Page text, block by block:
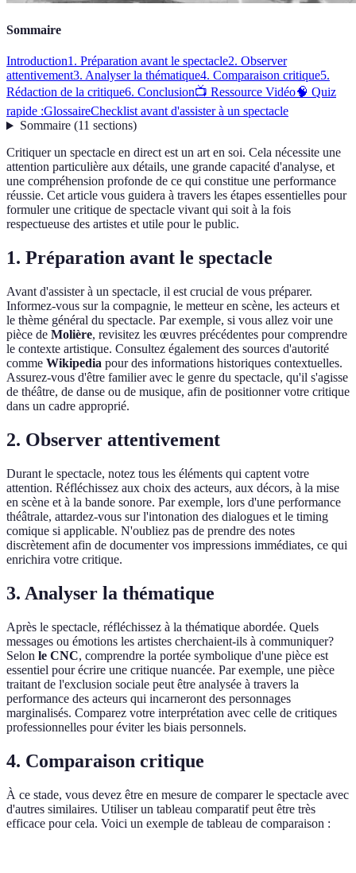
Sommaire
Introduction1. Préparation avant le spectacle2. Observer
attentivement3. Analyser la thématique4. Comparaison critique5.
Rédaction de la critique6. Conclusion📺 Ressource Vidéo🧠 Quiz
rapide :GlossaireChecklist avant d'assister à un spectacle
Sommaire(11 sections)
Critiquer un spectacle en direct est un art en soi. Cela nécessite une
attention particulière aux détails, une grande capacité d'analyse, et
une compréhension profonde de ce qui constitue une performance
réussie. Cet article vous guidera à travers les étapes essentielles pour
formuler une critique de spectacle vivant qui soit à la fois
respectueuse des artistes et utile pour le public.
1. Préparation avant le spectacle
Avant d'assister à un spectacle, il est crucial de vous préparer.
Informez-vous sur la compagnie, le metteur en scène, les acteurs et
le thème général du spectacle. Par exemple, si vous allez voir une
pièce de Molière, revisitez les œuvres précédentes pour comprendre
le contexte artistique. Consultez également des sources d'autorité
comme Wikipedia pour des informations historiques contextuelles.
Assurez-vous d'être familier avec le genre du spectacle, qu'il s'agisse
de théâtre, de danse ou de musique, afin de positionner votre critique
dans un cadre approprié.
2. Observer attentivement
Durant le spectacle, notez tous les éléments qui captent votre
attention. Réfléchissez aux choix des acteurs, aux décors, à la mise
en scène et à la bande sonore. Par exemple, lors d'une performance
théâtrale, attardez-vous sur l'intonation des dialogues et le timing
comique si applicable. N'oubliez pas de prendre des notes
discrètement afin de documenter vos impressions immédiates, ce qui
enrichira votre critique.
3. Analyser la thématique
Après le spectacle, réfléchissez à la thématique abordée. Quels
messages ou émotions les artistes cherchaient-ils à communiquer?
Selon le CNC, comprendre la portée symbolique d'une pièce est
essentiel pour écrire une critique nuancée. Par exemple, une pièce
traitant de l'exclusion sociale peut être analysée à travers la
performance des acteurs qui incarneront des personnages
marginalisés. Comparez votre interprétation avec celle de critiques
professionnelles pour éviter les biais personnels.
4. Comparaison critique
À ce stade, vous devez être en mesure de comparer le spectacle avec
d'autres similaires. Utiliser un tableau comparatif peut être très
efficace pour cela. Voici un exemple de tableau de comparaison :